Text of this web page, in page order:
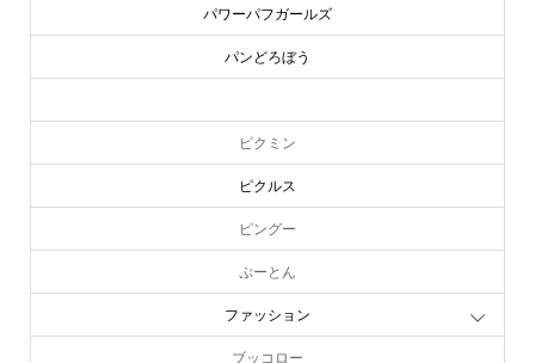
パワーパフガールズ
パンどろぼう
ピーターラビット
ピクミン
ピクルス
ピングー
ぷーとん
ファッション